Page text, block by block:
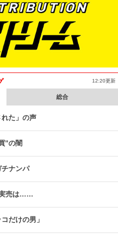
12:20更新
総合
た」の声
”の闇
ナンパ
実売は……
だけの男」